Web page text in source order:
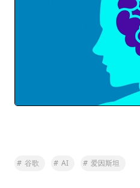
# 谷歌 # AI # 爱因斯坦